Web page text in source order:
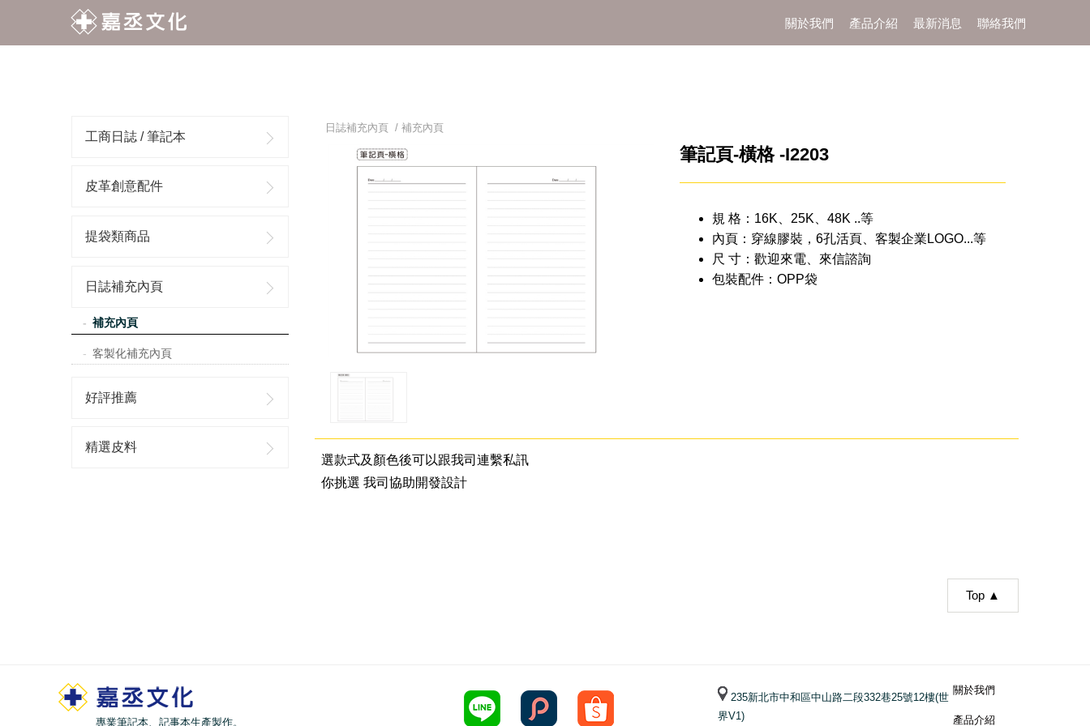
關於我們 產品介紹 最新消息 聯絡我們
工商日誌 / 筆記本
皮革創意配件
提袋類商品
日誌補充內頁
補充內頁
客製化補充內頁
好評推薦
精選皮料
日誌補充內頁 / 補充內頁
筆記頁-橫格 -I2203
規 格：16K、25K、48K ..等
內頁：穿線膠裝，6孔活頁、客製企業LOGO...等
尺 寸：歡迎來電、來信諮詢
包裝配件：OPP袋
選款式及顏色後可以跟我司連繫私訊
你挑選 我司協助開發設計
Top ▲
專業筆記本、記事本生產製作。
235新北市中和區中山路二段332巷25號12樓(世
界V1)
關於我們
產品介紹